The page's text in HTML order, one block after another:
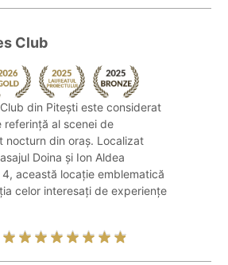
Club
din Pitești este considerat
referință al scenei de
nocturn din oraș. Localizat
Doina și Ion Aldea
această locație emblematică
celor interesați de experiențe